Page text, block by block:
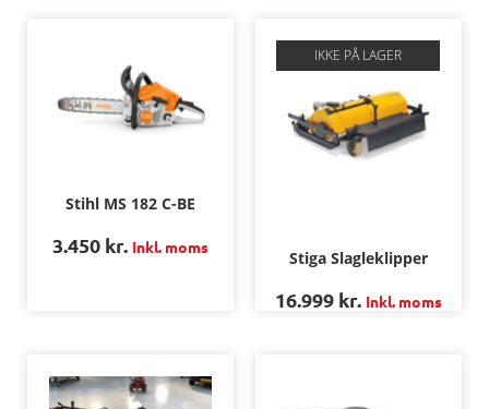
Stihl MS 182 C-BE
3.450 kr. Inkl. moms
IKKE PÅ LAGER
Stiga Slagleklipper
16.999 kr. Inkl. moms